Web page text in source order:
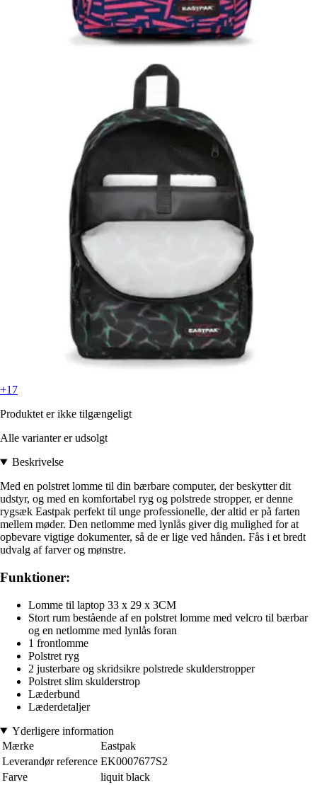
+17
Produktet er ikke tilgængeligt
Alle varianter er udsolgt
Beskrivelse
Med en polstret lomme til din bærbare computer, der beskytter dit
udstyr, og med en komfortabel ryg og polstrede stropper, er denne
rygsæk Eastpak perfekt til unge professionelle, der altid er på farten
mellem møder. Den netlomme med lynlås giver dig mulighed for at
opbevare vigtige dokumenter, så de er lige ved hånden. Fås i et bredt
udvalg af farver og mønstre.
Funktioner:
Lomme til laptop 33 x 29 x 3CM
Stort rum bestående af en polstret lomme med velcro til bærbar
og en netlomme med lynlås foran
1 frontlomme
Polstret ryg
2 justerbare og skridsikre polstrede skulderstropper
Polstret slim skulderstrop
Læderbund
Læderdetaljer
Yderligere information
Mærke
Eastpak
Leverandør reference EK0007677S2
Farve
liquit black